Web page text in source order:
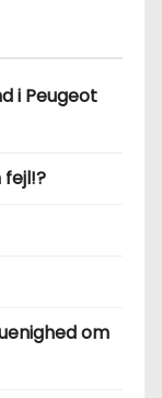
i Peugeot
fejl!?
om